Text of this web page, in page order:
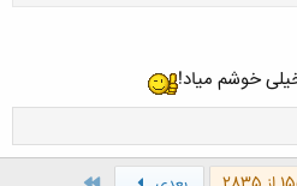
خوشم میاد!